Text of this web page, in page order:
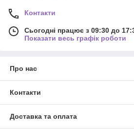
Контакти
Сьогодні працює з 09:30 до
Показати весь графік роботи
Про нас
Контакти
Доставка та оплата